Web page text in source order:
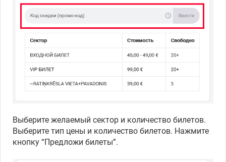
период
Выберите желаемый сектор и количество билетов.
Выберите тип цены и количество билетов. Нажмите
кнопку “Предложи билеты”.